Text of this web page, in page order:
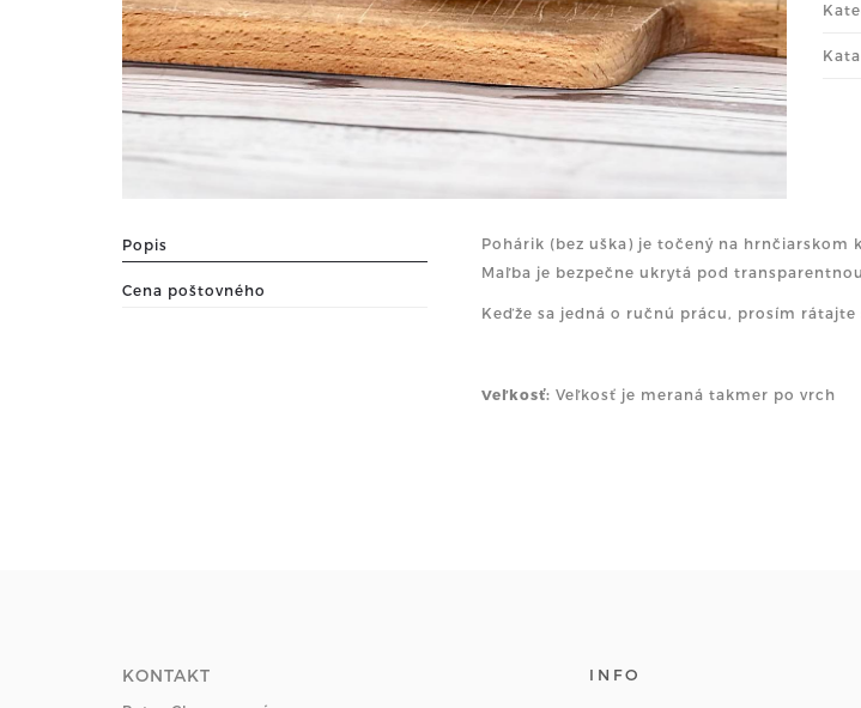
Popis
Cena poštovného
Pohárik (bez uška) je točený na hrnčiarskom
Maľba je bezpečne ukrytá pod
Keďže sa jedná o ručnú prácu, prosím
Veľkosť: Veľkosť je meraná takmer po vrch
KONTAKT INFO